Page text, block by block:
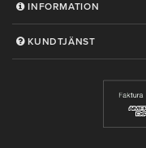
INFORMATION
KUNDTJÄNST